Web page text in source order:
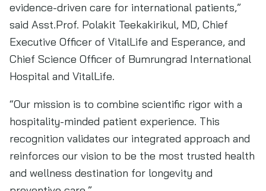
evidence-driven care for international patients,”
said Asst.Prof. Polakit Teekakirikul, MD, Chief
Executive Officer of VitalLife and Esperance, and
Chief Science Officer of Bumrungrad International
Hospital and VitalLife.
“Our mission is to combine scientific rigor with a
hospitality-minded patient experience. This
recognition validates our integrated approach and
reinforces our vision to be the most trusted health
and wellness destination for longevity and